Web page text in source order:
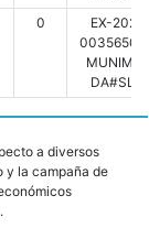
0
EX-
a diversos
y la campaña de